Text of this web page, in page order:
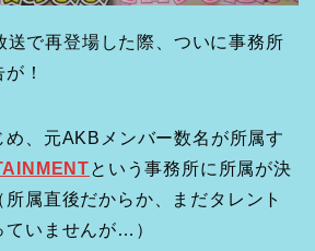
で再登場した際、ついに事務所
！
、元AKBメンバー数名が所属す
という事務所に所属が決
所属直後だからか、まだタレント
ていませんが…）